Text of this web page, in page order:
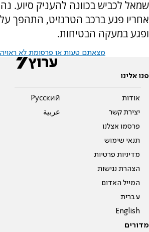
שמאל לכביש בכוונה להעניק סיוע.
אחריו פגע ברכב הטרנזיט, התהפך
ופגע במעקה הבטיחות.
מצאתם טעות או פרסומת לא
פנו אלינו
אודות
יצירת קשר
פרסמו אצלנו
תנאי שימוש
מדיניות פרטיות
הצהרת נגישות
המייל האדום
עברית
English
Pусский
عربية
מדורים